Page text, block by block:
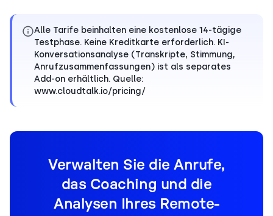
Alle Tarife beinhalten eine kostenlose 14-tägige
Testphase. Keine Kreditkarte erforderlich. KI-
Konversationsanalyse (Transkripte, Stimmung,
Anrufzusammenfassungen) ist als separates
Add-on erhältlich. Quelle:
www.cloudtalk.io/pricing/
Verwalten Sie die Anrufe,
das Coaching und die
Analysen Ihres Remote-